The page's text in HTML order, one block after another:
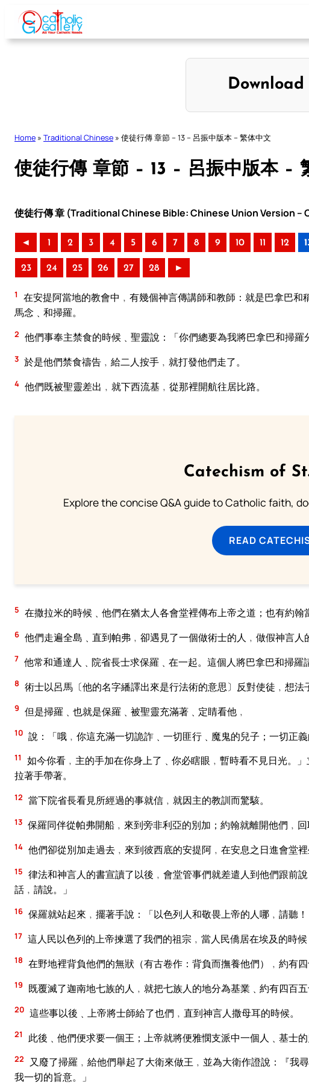
Skip
content
Home » Traditional Chinese » 使徒行傳 章節 – 13 – 呂振中版本 – 繁体中文
使徒行傳 章節 – 13 – 呂振中版本 –
使徒行傳 章 (Traditional Chinese Bible: Chinese Union Version –
◄ 1 2 3 4 5 6 7 8 9 10 11 12
23 24 25 26 27 28 ►
1
在安提阿當地的教會中﹐有幾個神言傳講師和教師：就是巴拿巴
馬念﹑和掃羅。
2 他們事奉主禁食的時候﹑聖靈說：「你們總要為我將巴拿巴和掃羅
3 於是他們禁食禱告﹐給二人按手﹐就打發他們走了。
4 他們既被聖靈差出﹐就下西流基﹐從那裡開航往居比路。
Catechism of
Explore the concise Q&A guide to Catholic faith,
READ
5 在撒拉米的時候﹑他們在猶太人各會堂裡傳布上帝之道；也有約翰
6 他們走遍全島﹑直到帕弗﹐卻遇見了一個做術士的人﹐做假神言人
7 他常和通達人﹑院省長士求保羅﹑在一起。這個人將巴拿巴和掃羅
8 術士以呂馬〔他的名字繙譯出來是行法術的意思〕反對使徒﹐想法
9 但是掃羅﹑也就是保羅﹑被聖靈充滿著﹑定睛看他﹐
10 說：「哦﹐你這充滿一切詭詐﹑一切匪行﹑魔鬼的兒子；一切正
11
如今你看﹐主的手加在你身上了﹑你必瞎眼﹐暫時看不見日光。
拉著手帶著。
12 當下院省長看見所經過的事就信﹐就因主的教訓而驚駭。
13 保羅同伴從帕弗開船﹐來到旁非利亞的別加；約翰就離開他們﹐回
14 他們卻從別加走過去﹐來到彼西底的安提阿﹐在安息之日進會堂裡
15 律法和神言人的書宣讀了以後﹐會堂管事們就差遣人到他們跟前
話﹐請說。」
16 保羅就站起來﹐擺著手說：「以色列人和敬畏上帝的人哪﹐請聽！
17 這人民以色列的上帝揀選了我們的祖宗﹐當人民僑居在埃及的時
18 在野地裡背負他們的無狀（有古卷作：背負而撫養他們）﹐約有四
19 既覆滅了迦南地七族的人﹐就把七族人的地分為基業﹑約有四百五
20 這些事以後﹑上帝將士師給了也們﹐直到神言人撒母耳的時候。
21 此後﹑他們便求要一個王；上帝就將便雅憫支派中一個人﹑基士的
22 又廢了掃羅﹐給他們舉起了大衛來做王﹐並為大衛作證說：『我
我一切的旨意。」